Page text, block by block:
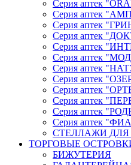
Серия аптек
Серия аптек
Серия аптек
Серия аптек
Серия аптек
Серия аптек
Серия аптек
Серия аптек
Серия аптек
Серия аптек
Серия аптек
Серия аптек
СТЕЛЛАЖИ ДЛЯ
ТОРГОВЫЕ
БИЖУТЕРИЯ